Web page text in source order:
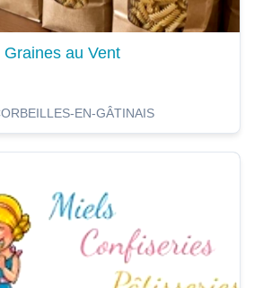
Graines au Vent
EN-GÂTINAIS